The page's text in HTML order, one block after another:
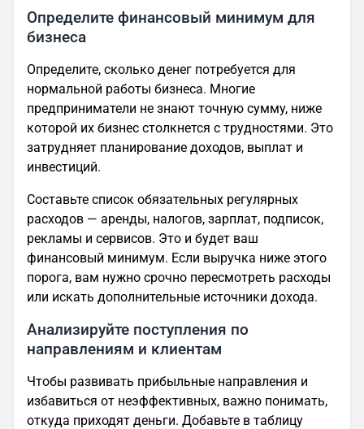
Определите финансовый минимум для
бизнеса
Определите, сколько денег потребуется для
нормальной работы бизнеса. Многие
предприниматели не знают точную сумму, ниже
которой их бизнес столкнется с трудностями. Это
затрудняет планирование доходов, выплат и
инвестиций.
Составьте список обязательных регулярных
расходов — аренды, налогов, зарплат, подписок,
рекламы и сервисов. Это и будет ваш
финансовый минимум. Если выручка ниже этого
порога, вам нужно срочно пересмотреть расходы
или искать дополнительные источники дохода.
Анализируйте поступления по
направлениям и клиентам
Чтобы развивать прибыльные направления и
избавиться от неэффективных, важно понимать,
откуда приходят деньги. Добавьте в таблицу